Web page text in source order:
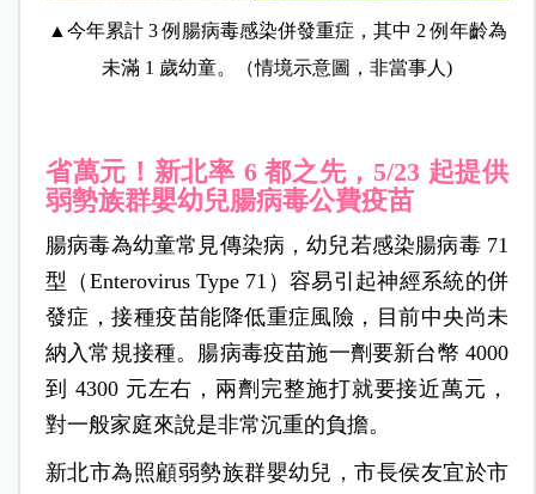
▲今年累計 3 例腸病毒感染併發重症，其中 2 例年齡為
未滿 1 歲幼童。（情境示意圖，非當事人)
省萬元！新北率 6 都之先，5/23 起提供
弱勢族群嬰幼兒腸病毒公費疫苗
腸病毒為幼童常見傳染病，幼兒若感染腸病毒 71
型（Enterovirus Type 71）容易引起神經系統的併
發症，接種疫苗能降低重症風險，目前中央尚未
納入常規接種。腸病毒疫苗施一劑要新台幣 4000
到 4300 元左右，兩劑完整施打就要接近萬元，
對一般家庭來說是非常沉重的負擔。
新北市為照顧弱勢族群嬰幼兒，市長侯友宜於市